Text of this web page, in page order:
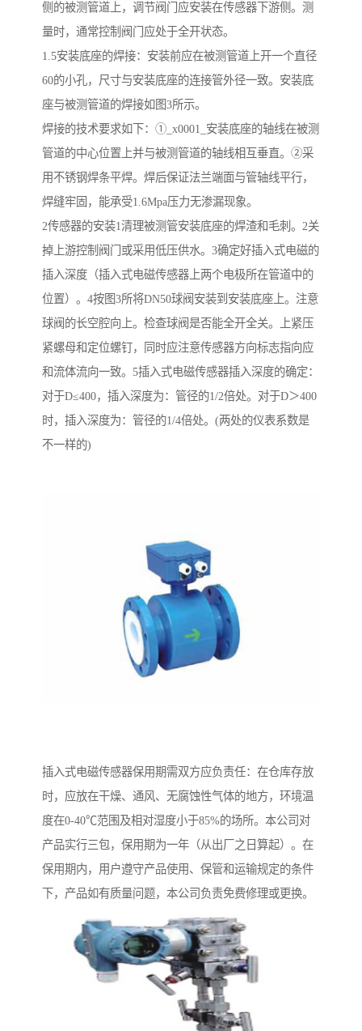
侧的被测管道上，调节阀门应安装在传感器下游侧。测
量时，通常控制阀门应处于全开状态。
1.5安装底座的焊接：安装前应在被测管道上开一个直径
60的小孔，尺寸与安装底座的连接管外径一致。安装底
座与被测管道的焊接如图3所示。
焊接的技术要求如下：①_x0001_安装底座的轴线在被测
管道的中心位置上并与被测管道的轴线相互垂直。②采
用不锈钢焊条平焊。焊后保证法兰端面与管轴线平行，
焊缝牢固，能承受1.6Mpa压力无渗漏现象。
2传感器的安装1清理被测管安装底座的焊渣和毛刺。2关
掉上游控制阀门或采用低压供水。3确定好插入式电磁的
插入深度（插入式电磁传感器上两个电极所在管道中的
位置）。4按图3所将DN50球阀安装到安装底座上。注意
球阀的长空腔向上。检查球阀是否能全开全关。上紧压
紧螺母和定位螺钉，同时应注意传感器方向标志指向应
和流体流向一致。5插入式电磁传感器插入深度的确定：
对于D≤400，插入深度为：管径的1/2倍处。对于D＞400
时，插入深度为：管径的1/4倍处。(两处的仪表系数是
不一样的)
插入式电磁传感器保用期需双方应负责任：在仓库存放
时，应放在干燥、通风、无腐蚀性气体的地方，环境温
度在0-40℃范围及相对湿度小于85%的场所。本公司对
产品实行三包，保用期为一年（从出厂之日算起）。在
保用期内，用户遵守产品使用、保管和运输规定的条件
下，产品如有质量问题，本公司负责免费修理或更换。